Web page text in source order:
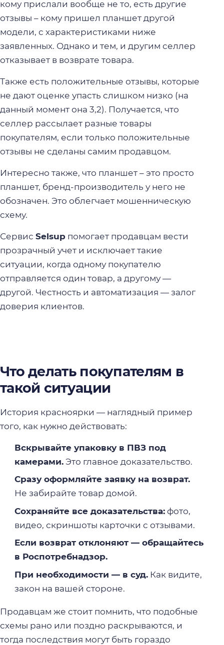
кому прислали вообще не то, есть другие
отзывы – кому пришел планшет другой
модели, с характеристиками ниже
заявленных. Однако и тем, и другим селлер
отказывает в возврате товара.
Также есть положительные отзывы, которые
не дают оценке упасть слишком низко (на
данный момент она 3,2). Получается, что
селлер рассылает разные товары
покупателям, если только положительные
отзывы не сделаны самим продавцом.
Интересно также, что планшет – это просто
планшет, бренд-производитель у него не
обозначен. Это облегчает мошенническую
схему.
Сервис Selsup помогает продавцам вести
прозрачный учет и исключает такие
ситуации, когда одному покупателю
отправляется один товар, а другому —
другой. Честность и автоматизация — залог
доверия клиентов.
Что делать покупателям в
такой ситуации
История красноярки — наглядный пример
того, как нужно действовать:
Вскрывайте упаковку в ПВЗ под
камерами.Это главное доказательство.
Сразу оформляйте заявку на возврат.
Не забирайте товар домой.
Сохраняйте все доказательства:фото,
видео, скриншоты карточки с отзывами.
Если возврат отклоняют — обращайтесь
в Роспотребнадзор.
При необходимости — в суд.Как видите,
закон на вашей стороне.
Продавцам же стоит помнить, что подобные
схемы рано или поздно раскрываются, и
тогда последствия могут быть гораздо